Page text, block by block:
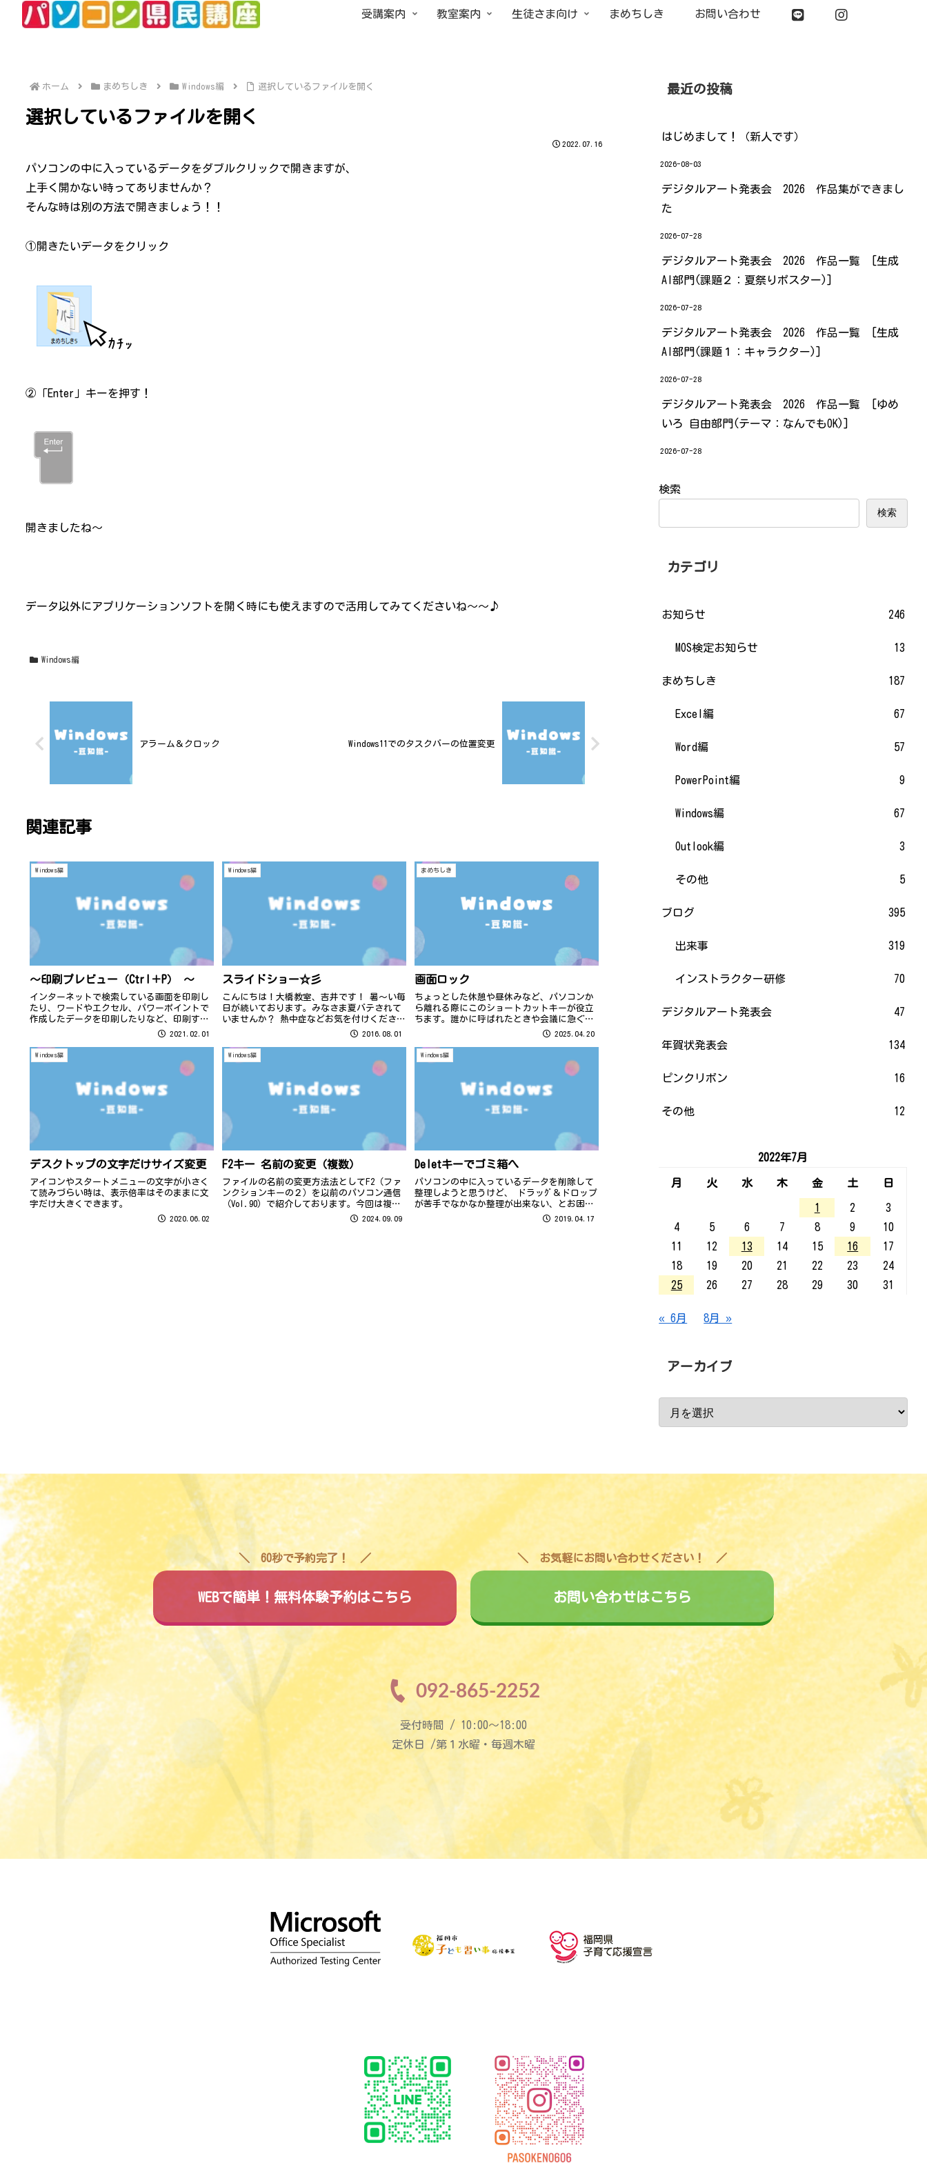
受講案内 教室案内 生徒さま向け まめちしき お問い合わせ
ホーム まめちしき Windows編 選択しているファイルを開く
選択しているファイルを開く
2022.07.16
パソコンの中に入っているデータをダブルクリックで開きますが、
上手く開かない時ってありませんか？
そんな時は別の方法で開きましょう！！
①開きたいデータをクリック
②「Enter」キーを押す！
開きましたね～
データ以外にアプリケーションソフトを開く時にも使えますので活用してみてくださいね～～♪
Windows編
アラーム＆クロック Windows11でのタスクバーの位置変更
関連記事
Windows編
～印刷プレビュー（Ctrl＋P） ～
インターネットで検索している画面を印刷し
たり、ワードやエクセル、パワーポイントで
作成したデータを印刷したりなど、印刷する
機会は多いですよね (*^▽^*) そんな時は、
面を出すことができますよ！ ...
2021.02.01
Windows編
スライドショー☆彡
こんにちは！大橋教室、吉井です！ 暑～い毎
日が続いております。みなさま夏バテされて
いませんか？ 熱中症などお気を付けください
2016.08.01
まめちしき
画面ロック
ちょっとした休憩や昼休みなど、パソコンか
ら離れる際にこのショートカットキーが役立
ちます。誰かに呼ばれたときや会議に急ぐと
きでも、すぐに画面ロックできて便利ですよ
windowsキーとLキーを押しましょう。こ...
2025.04.20
Windows編
デスクトップの文字だけサイズ変更
アイコンやスタートメニューの文字が小さく
て読みづらい時は、表示倍率はそのままに文
字だけ大きくできます。
2020.06.02
Windows編
F2キー 名前の変更（複数）
ファイルの名前の変更方法法としてF2（ファ
ンクションキーの２）を以前のパソコン通信
（Vol.90）で紹介しております。今回は複数
の名前を一度に変更する方法です♪写真のフ
2024.09.09
Windows編
Deletキーでゴミ箱へ
パソコンの中に入っているデータを削除して
整理しようと思うけど、 ドラッｸﾞ＆ドロップ
が苦手でなかなか整理が出来ない、とお困り
の方も おられるのではないでしょうか？ そ
2019.04.17
最近の投稿
はじめまして！（新人です）
2026-08-03
デジタルアート発表会 2026 作品集ができまし
た
2026-07-28
デジタルアート発表会 2026 作品一覧 [生成
AI部門(課題２：夏祭りポスター)]
2026-07-28
デジタルアート発表会 2026 作品一覧 [生成
AI部門(課題１：キャラクター)]
2026-07-28
デジタルアート発表会 2026 作品一覧 [ゆめ
いろ 自由部門(テーマ：なんでもOK)]
2026-07-28
検索
検索
カテゴリ
お知らせ 246
MOS検定お知らせ 13
まめちしき 187
Excel編 67
Word編 57
PowerPoint編 9
Windows編 67
Outlook編 3
その他 5
ブログ 395
出来事 319
インストラクター研修 70
デジタルアート発表会 47
年賀状発表会 134
ピンクリボン 16
その他 12
2022年7月
月 火 水 木 金 土 日
1 2
3
4
5 6 7 8 9
10
11
12 13 14 15 16
17
18
19 20 21 22 23
24
25
26 27 28 29 30 31
« 6月 8月 »
アーカイブ
60秒で予約完了！
WEBで簡単！無料体験予約はこちら
お気軽にお問い合わせください！
お問い合わせはこちら
092-865-2252
受付時間 / 10:00〜18:00
定休日 /第１水曜・毎週木曜